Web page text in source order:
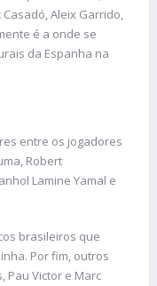
Casadó, Aleix Garrido,
é a onde se
da Espanha na
entre os jogadores
Robert
Lamine Yamal e
brasileiros que
Por fim, outros
Pau Victor e Marc